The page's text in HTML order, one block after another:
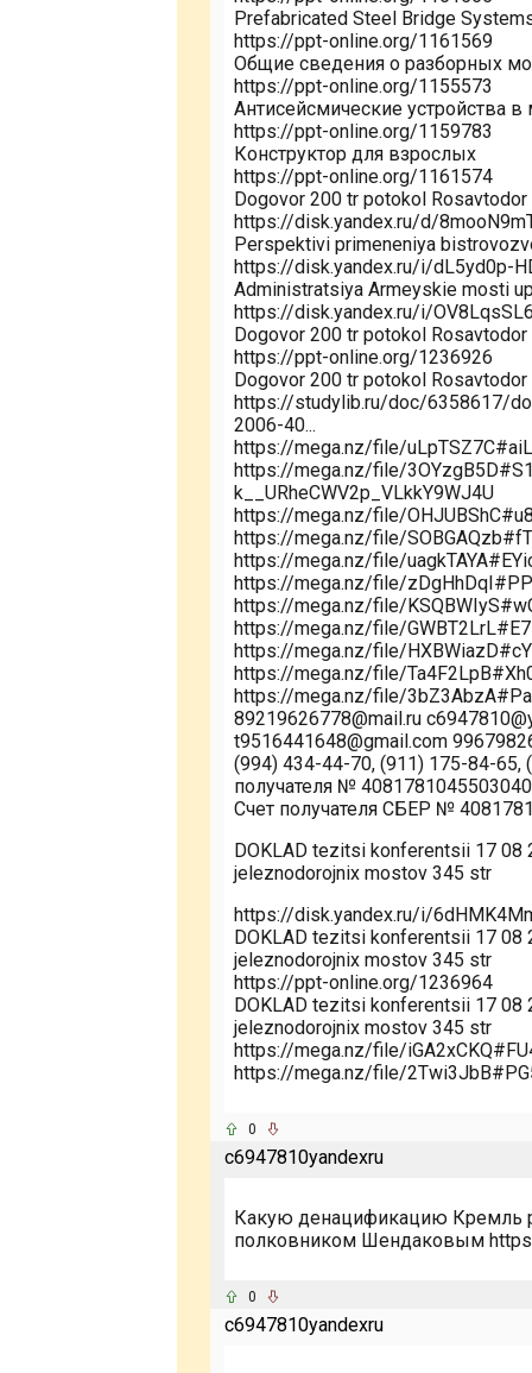
Prefabricated Steel Bridge
https://ppt-online.org/1161569
Общие сведения о разборных
https://ppt-online.org/1155573
Антисейсмические устройства в
https://ppt-online.org/1159783
Конструктор для взрослых
https://ppt-online.org/1161574
Dogovor 200 tr potokol
https://disk.yandex.ru/d/
Perspektivi primeneniya
https://disk.yandex.ru/i/dL5yd0p-
Administratsiya Armeyskie mosti
https://disk.yandex.ru/i/
Dogovor 200 tr potokol
https://ppt-online.org/1236926
Dogovor 200 tr potokol
https://studylib.ru/doc/6358617/
2006-40...
https://mega.nz/file/
https://mega.nz/file/
k__URheCWV2p_VLkkY9WJ4U
https://mega.nz/file/
https://mega.nz/file/
https://mega.nz/file/
https://mega.nz/file/
https://mega.nz/file/
https://mega.nz/file/
https://mega.nz/file/
https://mega.nz/file/
https://mega.nz/file/
89219626778@mail.ru
t9516441648@gmail.com
(994) 434-44-70, (911) 175-84-
получателя №
Счет получателя СБЕР №
DOKLAD tezitsi konferentsii 17
jeleznodorojnix mostov 345 str
https://disk.yandex.ru/i/
DOKLAD tezitsi konferentsii 17
jeleznodorojnix mostov 345 str
https://ppt-online.org/1236964
DOKLAD tezitsi konferentsii 17
jeleznodorojnix mostov 345 str
https://mega.nz/file/
https://mega.nz/file/
0
c6947810yandexru
Какую денацификацию Кремль
полковником Шендаковым
0
c6947810yandexru